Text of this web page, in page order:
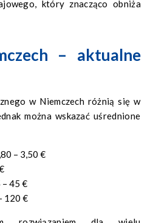
który znacząco obniża
– aktualne
w Niemczech różnią się w
można wskazać uśrednione
– 3,50 €
45 €
120 €